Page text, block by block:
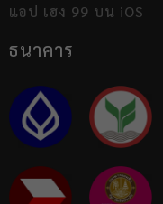
แอป เฮง 99 บน iOS
ธนาคาร